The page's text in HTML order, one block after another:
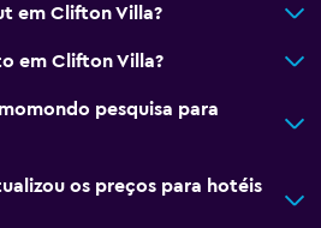
em Clifton Villa?
em Clifton Villa?
pesquisa para
os preços para hotéis